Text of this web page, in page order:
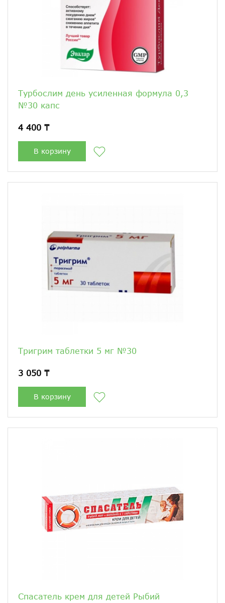
Турбослим день усиленная формула 0,3
№30 капс
4 400 ₸
В корзину
Тригрим таблетки 5 мг №30
3 050 ₸
В корзину
Спасатель крем для детей Рыбий